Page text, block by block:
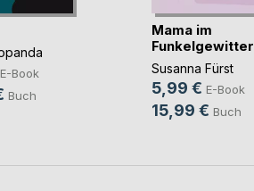
E-Book
Buch
Mama im
Funkelgewitter
Susanna Fürst
5,99 € E-Book
15,99 € Buch